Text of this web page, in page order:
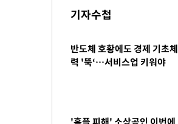
기자수첩
반도체 호황에도 경제 기초체
력 '뚝‘…서비스업 키워야